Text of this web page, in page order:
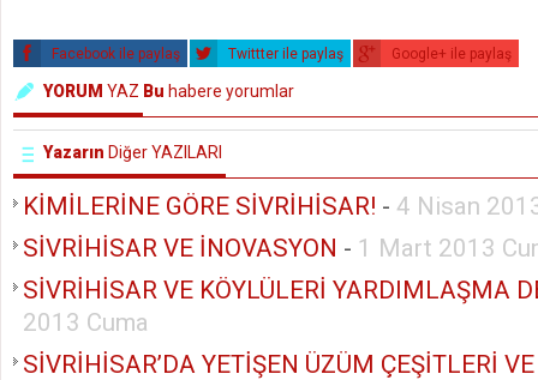
Facebook ile paylaş Twittter ile paylaş Google+ ile paylaş
YORUM YAZ Bu habere yorumlar
Yazarın Diğer YAZILARI
KİMİLERİNE GÖRE SİVRİHİSAR! - 4 Nisan
SİVRİHİSAR VE İNOVASYON - 1 Mart 2013
SİVRİHİSAR VE KÖYLÜLERİ YARDIMLAŞMA
2013 Cuma
SİVRİHİSAR’DA YETİŞEN ÜZÜM ÇEŞİTLERİ